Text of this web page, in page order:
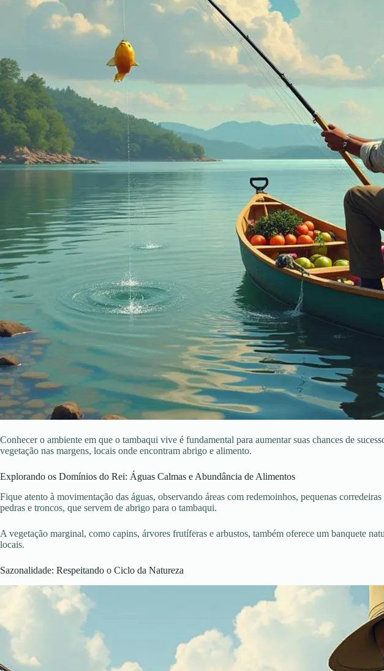
Conhecer o ambiente em que o tambaqui vive é fundamental para aumentar suas chances de
vegetação nas margens, locais onde encontram abrigo e alimento.
Explorando os Domínios do Rei: Águas Calmas e Abundância de Alimentos
Fique atento à movimentação das águas, observando áreas com redemoinhos, pequenas
pedras e troncos, que servem de abrigo para o tambaqui.
A vegetação marginal, como capins, árvores frutíferas e arbustos, também oferece um banquete
locais.
Sazonalidade: Respeitando o Ciclo da Natureza